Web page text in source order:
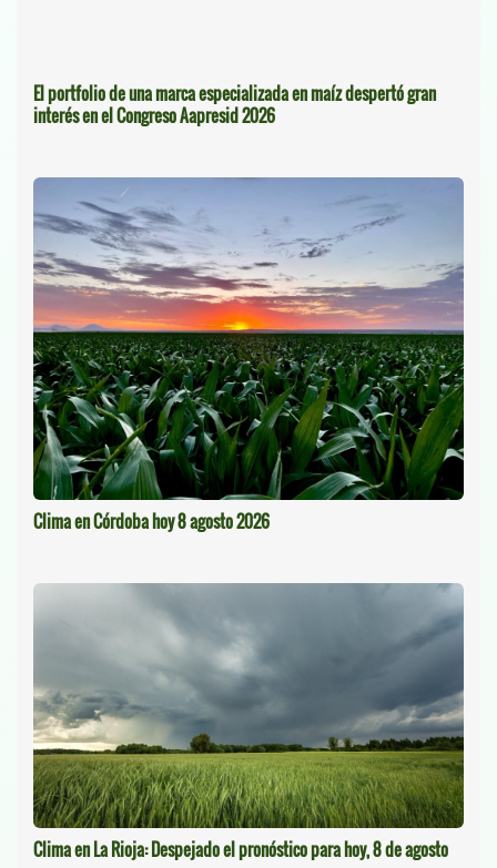
El portfolio de una marca especializada en maíz despertó gran
interés en el Congreso Aapresid 2026
Clima en Córdoba hoy 8 agosto 2026
Clima en La Rioja: Despejado el pronóstico para hoy, 8 de agosto